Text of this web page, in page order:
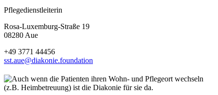
Pflegedienstleiterin
Rosa-Luxemburg-Straße 19
08280 Aue
+49 3771 44456
sst.aue@diakonie.foundation